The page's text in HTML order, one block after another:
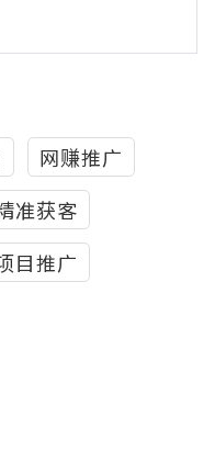
网赚推广
准获客
目推广